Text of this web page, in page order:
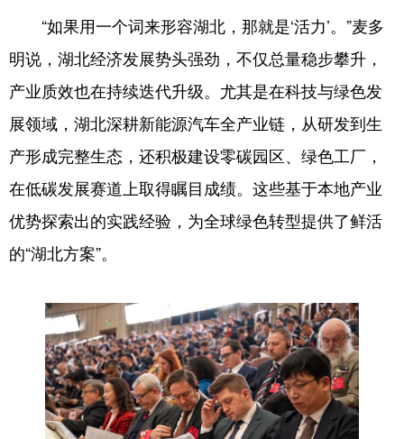
辽宁 吉林 上海 江苏
山东 河南 湖北 湖南
广东 广西 海南 重庆
四川 贵州 云南 西藏
陕西 甘肃 青海 宁夏
新疆
多语种频道
English Español Français عربى
Русский язык 日本語 한국어
“如果用一个词来形容湖北，那就是‘活力’。”麦多
明说，湖北经济发展势头强劲，不仅总量稳步攀升，
产业质效也在持续迭代升级。尤其是在科技与绿色发
展领域，湖北深耕新能源汽车全产业链，从研发到生
产形成完整生态，还积极建设零碳园区、绿色工厂，
在低碳发展赛道上取得瞩目成绩。这些基于本地产业
优势探索出的实践经验，为全球绿色转型提供了鲜活
的“湖北方案”。